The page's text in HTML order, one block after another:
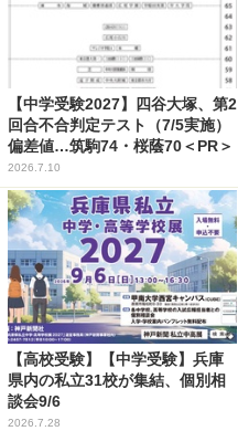
【中学受験2027】四谷大塚、第2
回合不合判定テスト（7/5実施）
偏差値…筑駒74・桜蔭70＜PR＞
2026.7.10
【高校受験】【中学受験】兵庫
県内の私立31校が集結、個別相
談会9/6
2026.7.28